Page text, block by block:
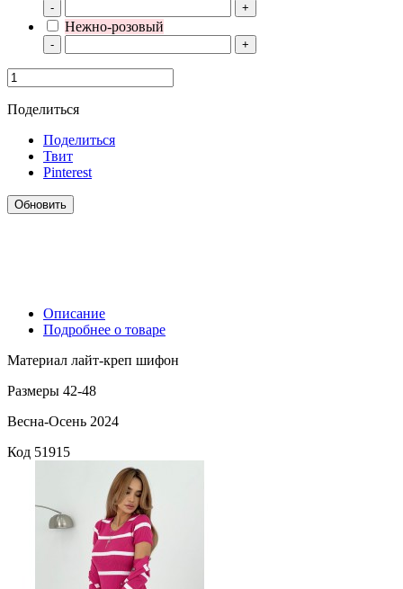
- +
Нежно-розовый
- +
Поделиться
Поделиться
Твит
Pinterest
Описание
Подробнее о товаре
Материал лайт-креп шифон
Размеры 42-48
Весна-Осень 2024
Код 51915